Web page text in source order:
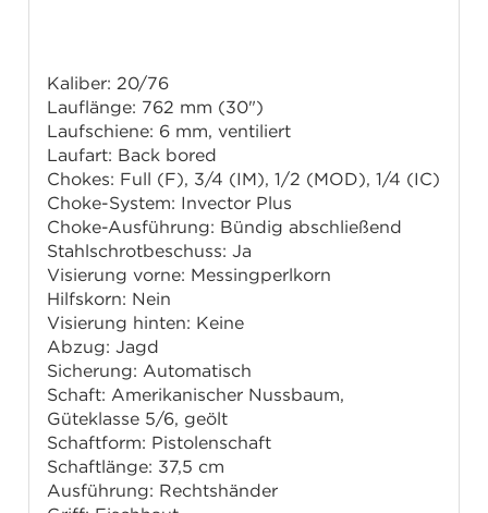
Kaliber: 20/76
Lauflänge: 762 mm (30")
Laufschiene: 6 mm, ventiliert
Laufart: Back bored
Chokes: Full (F), 3/4 (IM), 1/2 (MOD), 1/4 (IC)
Choke-System: Invector Plus
Choke-Ausführung: Bündig abschließend
Stahlschrotbeschuss: Ja
Visierung vorne: Messingperlkorn
Hilfskorn: Nein
Visierung hinten: Keine
Abzug: Jagd
Sicherung: Automatisch
Schaft: Amerikanischer Nussbaum,
Güteklasse 5/6, geölt
Schaftform: Pistolenschaft
Schaftlänge: 37,5 cm
Ausführung: Rechtshänder